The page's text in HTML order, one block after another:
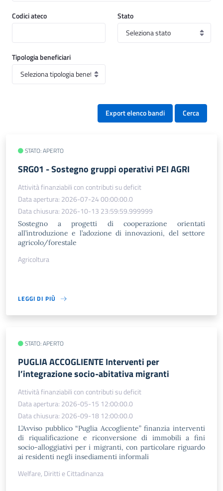
Codici ateco Stato
Tipologia beneficiari
Export elenco bandi Cerca
STATO: APERTO
SRG01 - Sostegno gruppi operativi PEI AGRI
Attività finanziabili con contributi su deficit
Data apertura: 2026-07-24 00:00:00.0
Data chiusura: 2026-10-13 23:59:59.999999
Sostegno a progetti di cooperazione orientati
all’introduzione e l’adozione di innovazioni, del settore
agricolo/forestale
Agricoltura
LEGGI DI PIÙ
STATO: APERTO
PUGLIA ACCOGLIENTE Interventi per
l’integrazione socio-abitativa migranti
Attività finanziabili con contributi su deficit
Data apertura: 2026-05-15 12:00:00.0
Data chiusura: 2026-09-18 12:00:00.0
L’Avviso pubblico “Puglia Accogliente” finanzia interventi
di riqualificazione e riconversione di immobili a fini
socio-alloggiativi per i migranti, con particolare riguardo
ai residenti negli insediamenti informali
Welfare, Diritti e Cittadinanza